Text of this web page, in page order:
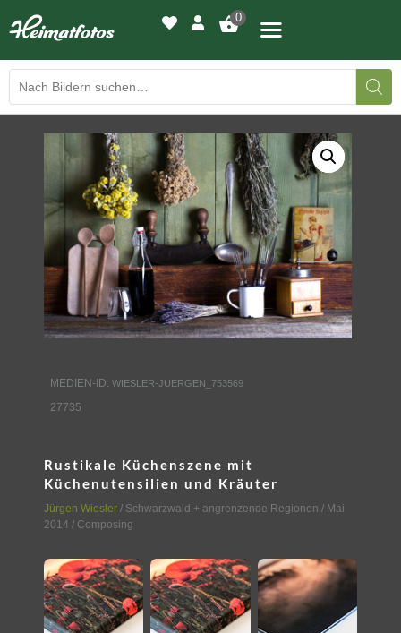
0
BILDERGALERIE
DRUCKQUALITÄTEN
LED-LEUCHTBILDER
WIR DRUCKEN IHR BILD
AUSSTELLUNGEN
KONTAKT
MEDIEN-ID: WIESLER-JUERGEN_753569
27735
Rustikale Küchenszene mit
Küchenutensilien und Kräuter
Jürgen Wiesler / Schwarzwald + angrenzende Regionen / Mai
2014 / Composing